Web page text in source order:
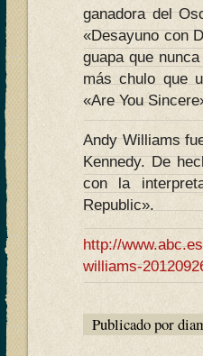
ganadora del
«Desayuno con
guapa que
más chulo que
«Are You
Andy Williams
Kennedy. De
con la
Republic».
http://
williams-
Publicado por